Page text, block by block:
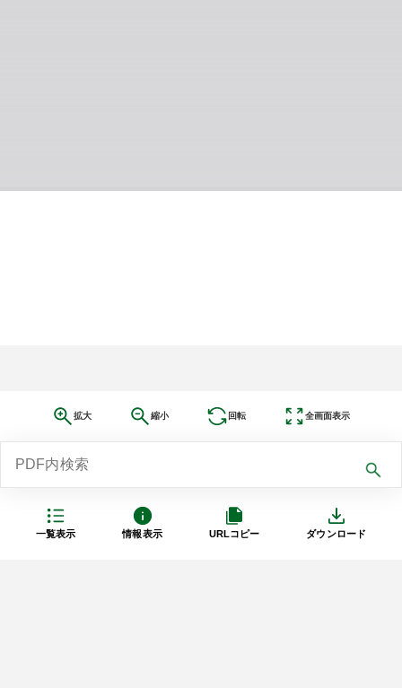
一覧表示 情報表示 URLコピー ダウンロード
拡大 縮小 回転 全画面表示